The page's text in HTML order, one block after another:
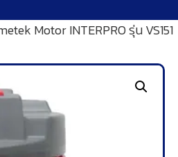
Motor INTERPRO รุ่น VS151